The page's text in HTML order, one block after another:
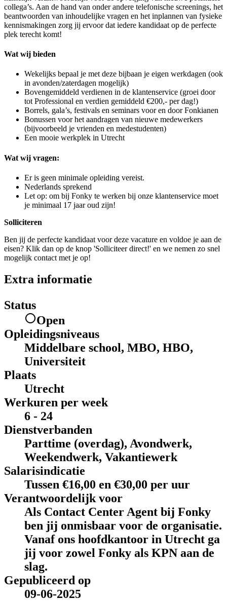
collega’s. Aan de hand van onder andere telefonische screenings, het
beantwoorden van inhoudelijke vragen en het inplannen van fysieke
kennismakingen zorg jij ervoor dat iedere kandidaat op de perfecte
plek terecht komt!
Wat wij bieden
Wekelijks bepaal je met deze bijbaan je eigen werkdagen (ook
in avonden/zaterdagen mogelijk)
Bovengemiddeld verdienen in de klantenservice (groei door
tot Professional en verdien gemiddeld €200,- per dag!)
Borrels, gala’s, festivals en seminars voor en door Fonkianen
Bonussen voor het aandragen van nieuwe medewerkers
(bijvoorbeeld je vrienden en medestudenten)
Een mooie werkplek in Utrecht
Wat wij vragen:
Er is geen minimale opleiding vereist.
Nederlands sprekend
Let op: om bij Fonky te werken bij onze klantenservice moet
je minimaal 17 jaar oud zijn!
Solliciteren
Ben jij de perfecte kandidaat voor deze vacature en voldoe je aan de
eisen? Klik dan op de knop 'Solliciteer direct!' en we nemen zo snel
mogelijk contact met je op!
Extra informatie
Status
Open
Opleidingsniveaus
Middelbare school, MBO, HBO,
Universiteit
Plaats
Utrecht
Werkuren per week
6 - 24
Dienstverbanden
Parttime (overdag), Avondwerk,
Weekendwerk, Vakantiewerk
Salarisindicatie
Tussen €16,00 en €30,00 per uur
Verantwoordelijk voor
Als Contact Center Agent bij Fonky
ben jij onmisbaar voor de organisatie.
Vanaf ons hoofdkantoor in Utrecht ga
jij voor zowel Fonky als KPN aan de
slag.
Gepubliceerd op
09-06-2025